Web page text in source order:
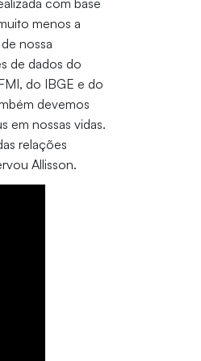
com base
menos a
nossa
de dados do
do IBGE e do
devemos
em nossas vidas.
relações
Allisson.